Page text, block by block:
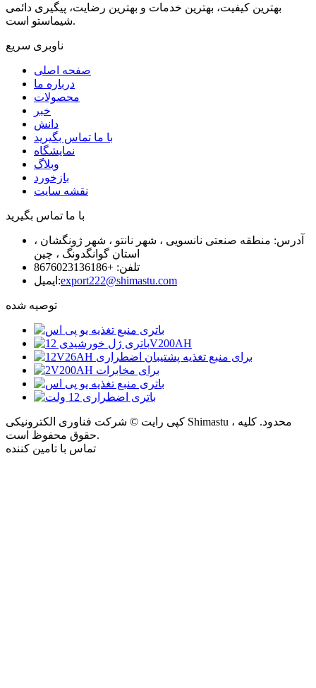
بهترین کیفیت، بهترین خدمات و بهترین رضایت، پیگیری دائمی
شیماستو است.
ناوبری سریع
صفحه اصلی
درباره ما
محصولات
خبر
دانش
با ما تماس بگیرید
نمایشگاه
وبلاگ
بازخورد
نقشه سایت
با ما تماس بگیرید
آدرس: منطقه صنعتی نانسویی ، شهر نانتو ، شهر ژونگشان ،
استان گوانگدونگ ، چین
تلفن: +8676023136186
ایمیل:export222@shimastu.com
توصیه شده
کپی رایت © شرکت فناوری الکترونیکی Shimastu ، محدود. کلیه
حقوق محفوظ است.
تماس با تامین کننده